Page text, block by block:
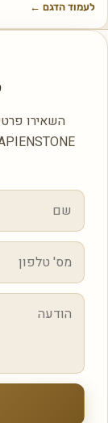
לעמוד הדגם ←
השאירו